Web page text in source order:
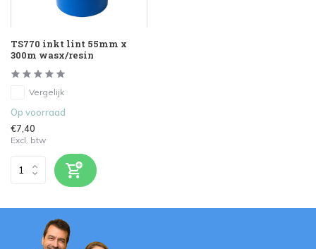
TS770 inkt lint 55mm x
300m wasx/resin
Vergelijk
Op voorraad
€7,40
Excl. btw